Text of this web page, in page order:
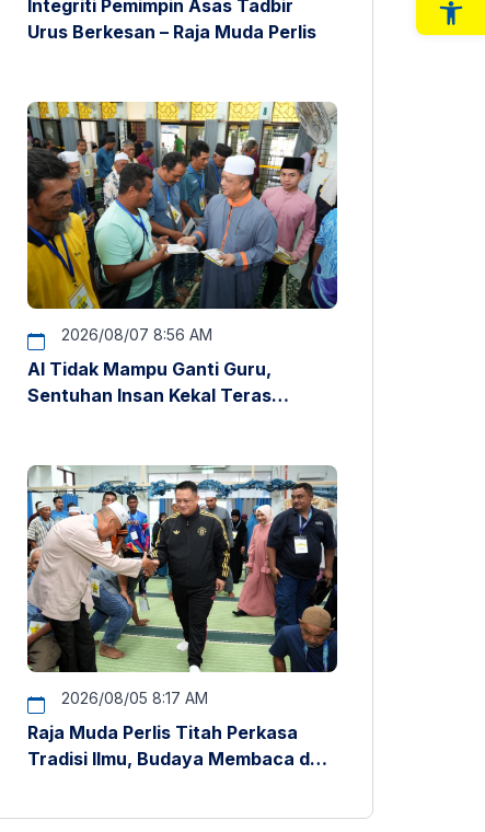
Integriti Pemimpin Asas Tadbir
Urus Berkesan – Raja Muda Perlis
2026/08/07 8:56 AM
AI Tidak Mampu Ganti Guru,
Sentuhan Insan Kekal Teras
2026/08/05 8:17 AM
Raja Muda Perlis Titah Perkasa
Tradisi Ilmu, Budaya Membaca dan